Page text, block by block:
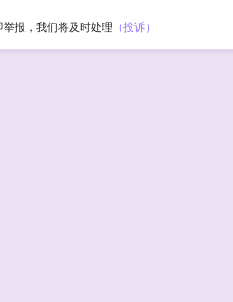
报，我们将及时处理 （投诉）